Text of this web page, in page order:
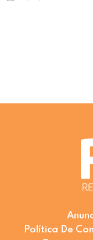
Política De